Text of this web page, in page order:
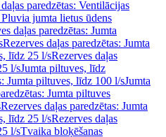
paredzētas: Ventilācijas
jumta lietus ūdens
daļas paredzētas: Jumta
Rezerves daļas paredzētas: Jumta
līdz 25 l/sRezerves daļas
l/sJumta piltuves, līdz
Jumta piltuves, līdz 100 l/sJumta
Jumta piltuves
Rezerves daļas paredzētas: Jumta
līdz 25 l/sRezerves daļas
l/sTvaika bloķēšanas